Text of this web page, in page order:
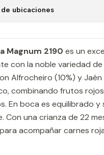
ubicaciones
Magnum 2190 es un
con la noble variedad de
Alfrocheiro (10%) y
combinando frutos
En boca es equilibrado
Con una crianza de 22
acompañar carnes